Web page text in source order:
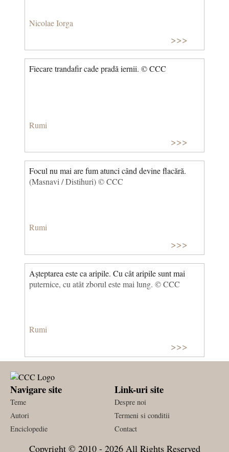
Nicolae Iorga
>>>
Fiecare trandafir cade pradă iernii. © CCC
Rumi
>>>
Focul nu mai are fum atunci când devine flacără.
(Masnavi / Distihuri) © CCC
Rumi
>>>
Așteptarea este ca aripile. Cu cât aripile sunt mai
puternice, cu atât zborul este mai lung. © CCC
Rumi
>>>
Navigare site
Teme
Autori
Enciclopedie
Link-uri site
Despre noi
Termeni si conditii
Contact
Copyright © 2010 - 2026 All Rights Reserved